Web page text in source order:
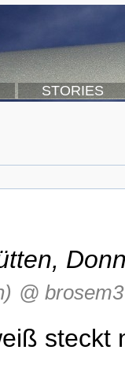
STORIES
,
@ brosem3
steckt